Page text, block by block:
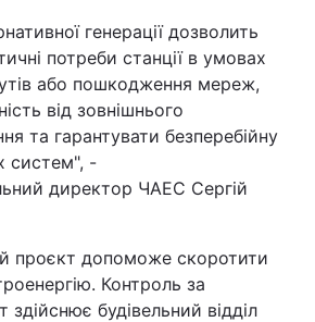
генерації дозволить
потреби станції в умовах
або пошкодження мереж,
від зовнішнього
та гарантувати безперебійну
систем", -
директор ЧАЕС Сергій
проєкт допоможе скоротити
Контроль за
здійснює будівельний відділ